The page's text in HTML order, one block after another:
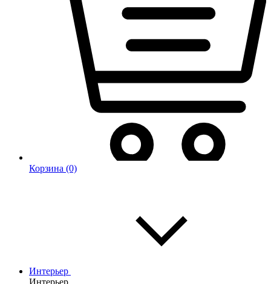
Корзина (0)
Интерьер
Интерьер